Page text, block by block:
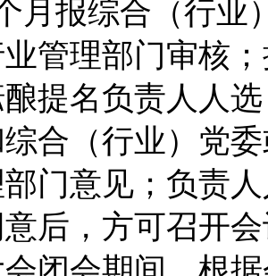
月报综合（行业
管理部门审核
提名负责人人
合（行业）党
门意见；负责
后，方可召开